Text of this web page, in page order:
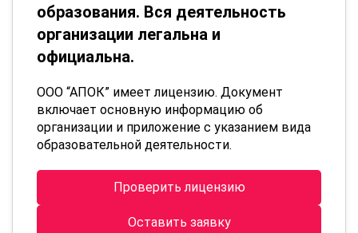
образования. Вся деятельность
организации легальна и
официальна.
ООО “АПОК” имеет лицензию. Документ
включает основную информацию об
организации и приложение с указанием вида
образовательной деятельности.
Проверить лицензию
Оставить заявку